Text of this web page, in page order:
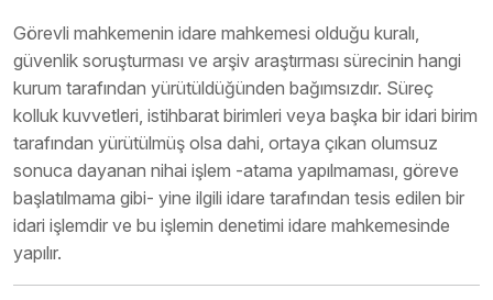
Görevli mahkemenin idare mahkemesi olduğu kuralı,
güvenlik soruşturması ve arşiv araştırması sürecinin hangi
kurum tarafından yürütüldüğünden bağımsızdır. Süreç
kolluk kuvvetleri, istihbarat birimleri veya başka bir idari birim
tarafından yürütülmüş olsa dahi, ortaya çıkan olumsuz
sonuca dayanan nihai işlem -atama yapılmaması, göreve
başlatılmama gibi- yine ilgili idare tarafından tesis edilen bir
idari işlemdir ve bu işlemin denetimi idare mahkemesinde
yapılır.